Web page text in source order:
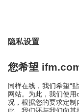
地点 (EN)
易福门电子(上海)有限公司
上海市浦东新区
盛夏路61弄1号楼6层
邮编: 201203
总机: 021 3813 4800